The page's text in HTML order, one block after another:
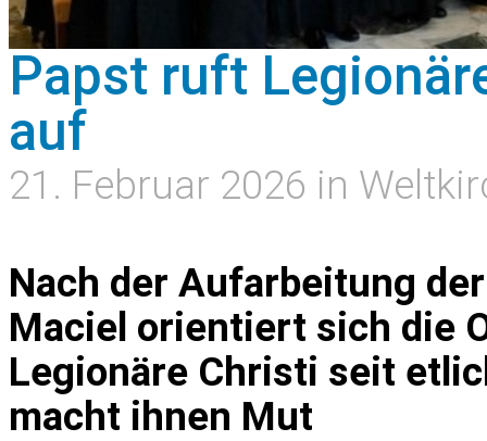
Papst ruft
auf
21. Februar 2026 in
Nach der Aufarbeitung
Maciel orientiert sich die
Legionäre Christi seit
macht ihnen Mut